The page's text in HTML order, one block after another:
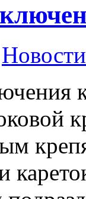
Новости